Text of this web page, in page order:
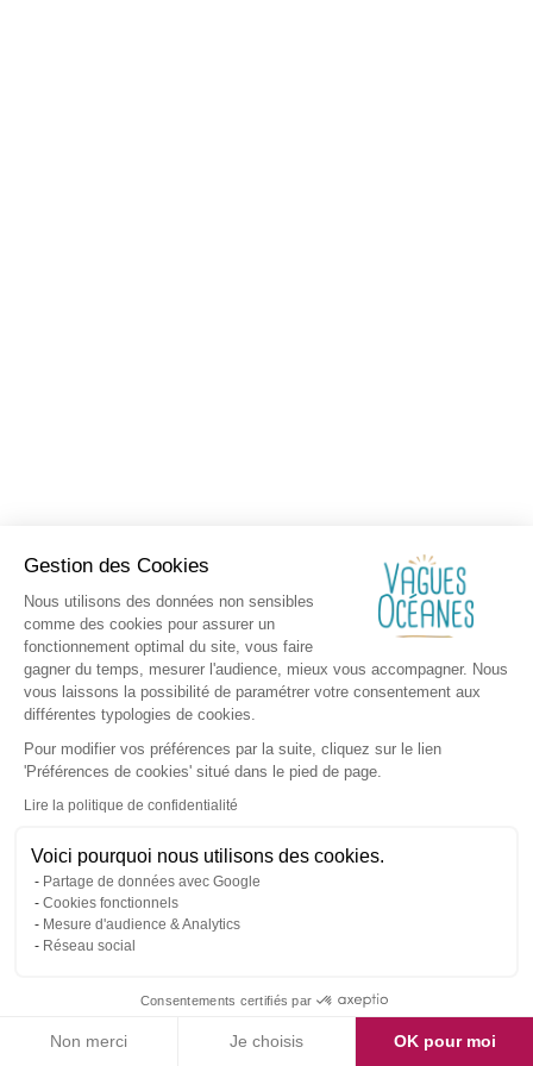
Gestion des Cookies
Nous utilisons des données non sensibles
comme des cookies pour assurer un
fonctionnement optimal du site, vous faire
gagner du temps, mesurer l'audience, mieux vous accompagner. Nous
vous laissons la possibilité de paramétrer votre consentement aux
différentes typologies de cookies.
Pour modifier vos préférences par la suite, cliquez sur le lien
'Préférences de cookies' situé dans le pied de page.
Lire la politique de confidentialité
Voici pourquoi nous utilisons des cookies.
Partage de données avec Google
Cookies fonctionnels
Mesure d'audience & Analytics
Réseau social
Consentements certifiés par
Non merci Je choisis OK pour moi